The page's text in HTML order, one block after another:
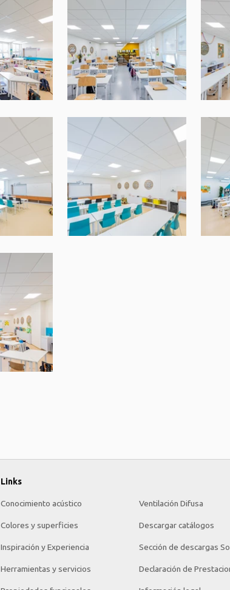
Links
Conocimiento acústico
Colores y superficies
Inspiración y Experiencia
Herramientas y servicios
Ventilación Difusa
Descargar catálogos
Sección de descargas
Declaración de